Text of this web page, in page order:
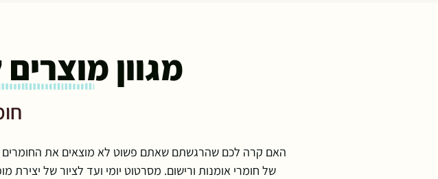
מגוון
האם קרה לכם שהרגשתם שאתם פשוט לא מוצאים את החומרים
של חומרי אומנות ורישום. מסרטוט יומי ועד לציור של